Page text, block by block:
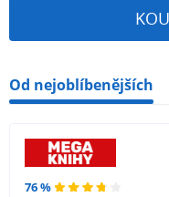
Od nejoblíbenějších
76 %